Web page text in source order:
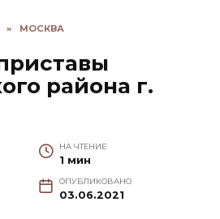
» МОСКВА
района г.
НА ЧТЕНИЕ
1 мин
ОПУБЛИКОВАНО
03.06.2021